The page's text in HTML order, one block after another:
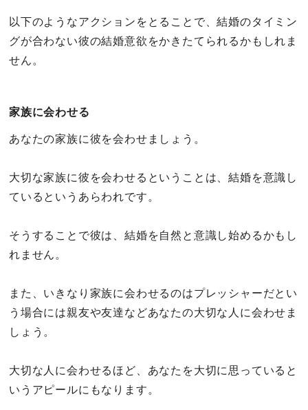
以下のようなアクションをとることで、結婚のタイミン
グが合わない彼の結婚意欲をかきたてられるかもしれま
せん。
家族に会わせる
あなたの家族に彼を会わせましょう。
大切な家族に彼を会わせるということは、結婚を意識し
ているというあらわれです。
そうすることで彼は、結婚を自然と意識し始めるかもし
れません。
また、いきなり家族に会わせるのはプレッシャーだとい
う場合には親友や友達などあなたの大切な人に会わせま
しょう。
大切な人に会わせるほど、あなたを大切に思っていると
いうアピールにもなります。